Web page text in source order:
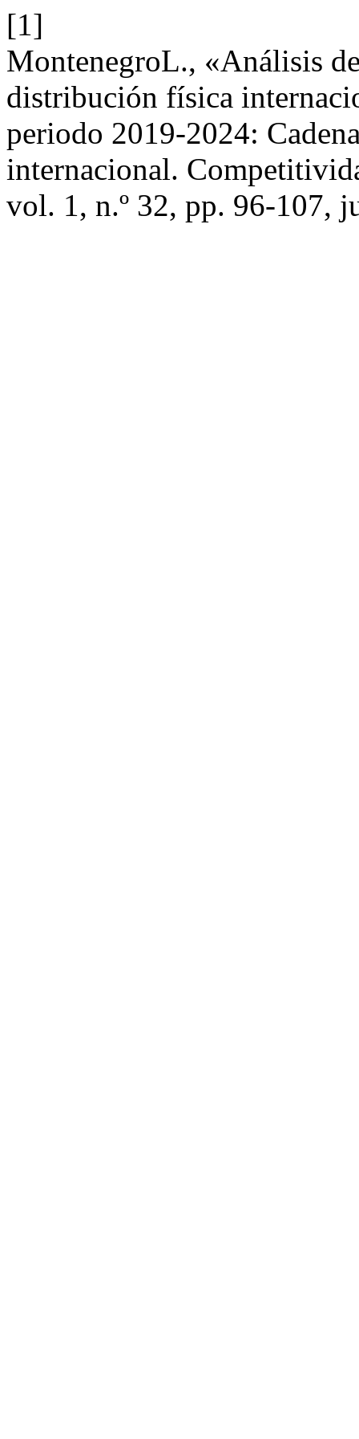
[1]
MontenegroL., «Análisis
distribución física
periodo 2019-2024:
internacional.
vol. 1, n.º 32, pp. 96-107,